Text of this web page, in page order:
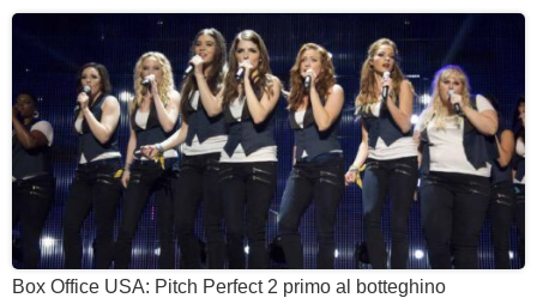
Box Office USA: Pitch Perfect 2 primo al botteghino